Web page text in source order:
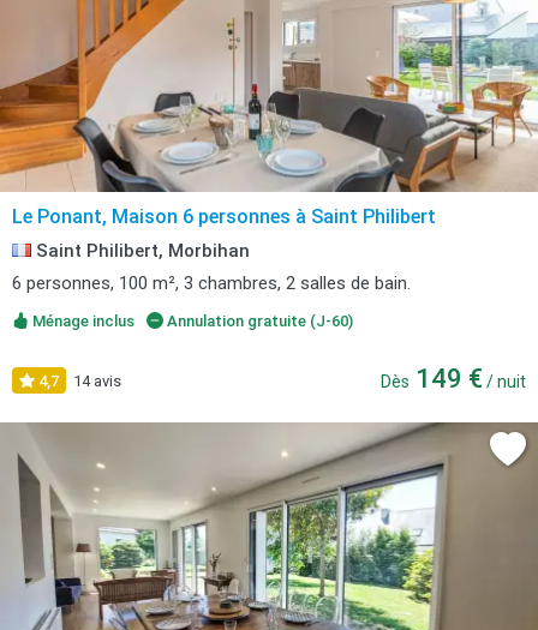
Le Ponant, Maison 6 personnes à Saint Philibert
Saint Philibert, Morbihan
6 personnes, 100 m², 3 chambres, 2 salles de bain.
Ménage inclus Annulation gratuite (J-60)
4,7 14 avis Dès 149 € / nuit